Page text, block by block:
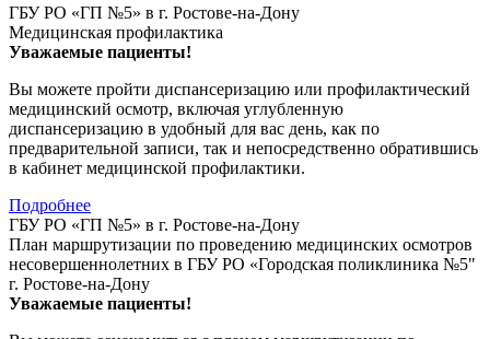
ГБУ РО «ГП №5» в г. Ростове-на-Дону
Медицинская профилактика
Уважаемые пациенты!
Вы можете пройти диспансеризацию или профилактический
медицинский осмотр, включая углубленную
диспансеризацию в удобный для вас день, как по
предварительной записи, так и непосредственно обратившись
в кабинет медицинской профилактики.
Подробнее
ГБУ РО «ГП №5» в г. Ростове-на-Дону
План маршрутизации по проведению медицинских осмотров
несовершеннолетних в ГБУ РО «Городская поликлиника №5"
г. Ростове-на-Дону
Уважаемые пациенты!